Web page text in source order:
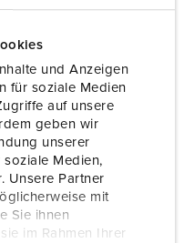
und Anzeigen
für soziale Medien
auf unsere
geben wir
unserer
soziale Medien,
Unsere Partner
mit
Sie ihnen
im Rahmen Ihrer